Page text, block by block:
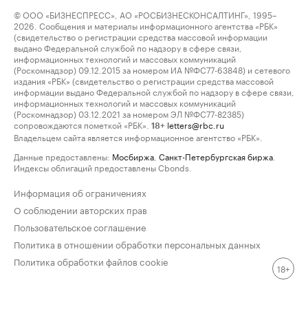
© ООО «БИЗНЕСПРЕСС», АО «РОСБИЗНЕСКОНСАЛТИНГ», 1995–
2026. Сообщения и материалы информационного агентства «РБК»
(свидетельство о регистрации средства массовой информации
выдано Федеральной службой по надзору в сфере связи,
информационных технологий и массовых коммуникаций
(Роскомнадзор) 09.12.2015 за номером ИА №ФС77-63848) и сетевого
издания «РБК» (свидетельство о регистрации средства массовой
информации выдано Федеральной службой по надзору в сфере связи,
информационных технологий и массовых коммуникаций
(Роскомнадзор) 03.12.2021 за номером ЭЛ №ФС77-82385)
сопровождаются пометкой «РБК».
18+ letters@rbc.ru
Владельцем сайта является информационное агентство «РБК».
Данные предоставлены: Мосбиржа Санкт-Петербургская биржа
Индексы облигаций предоставлены Cbonds.
Информация об ограничениях
О соблюдении авторских прав
Пользовательское соглашение
Политика в отношении обработки персональных данных
Политика обработки файлов cookie
18+